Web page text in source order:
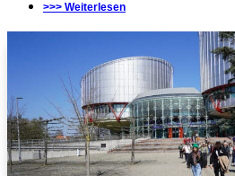
>>> Weiterlesen